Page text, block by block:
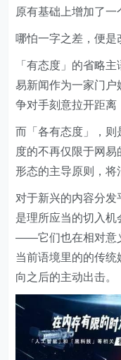
原有基础上增加了一
哪怕一字之差，便是
「有态度」的省略
易新闻作为一家门
争对手刻意拉开距离
而「各有态度」，
度的不再仅限于网
形态的主导原则，将
对于新兴的内容分
是理所应当的切入
——它们也在相对意
当前语境里的的传
向之后的主动出击。